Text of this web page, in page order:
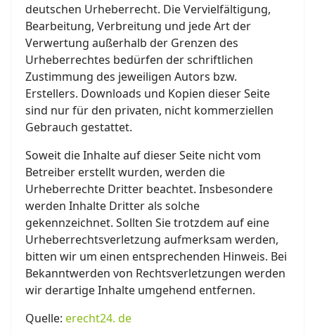
deutschen Urheberrecht. Die Vervielfältigung,
Bearbeitung, Verbreitung und jede Art der
Verwertung außerhalb der Grenzen des
Urheberrechtes bedürfen der schriftlichen
Zustimmung des jeweiligen Autors bzw.
Erstellers. Downloads und Kopien dieser Seite
sind nur für den privaten, nicht kommerziellen
Gebrauch gestattet.
Soweit die Inhalte auf dieser Seite nicht vom
Betreiber erstellt wurden, werden die
Urheberrechte Dritter beachtet. Insbesondere
werden Inhalte Dritter als solche
gekennzeichnet. Sollten Sie trotzdem auf eine
Urheberrechtsverletzung aufmerksam werden,
bitten wir um einen entsprechenden Hinweis. Bei
Bekanntwerden von Rechtsverletzungen werden
wir derartige Inhalte umgehend entfernen.
Quelle: erecht24. de